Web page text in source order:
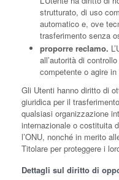
strutturato, di uso
automatico e, ove
trasferimento senza
proporre reclamo.
all’autorità di
competente o agire
Gli Utenti hanno diritto di
giuridica per il
qualsiasi organizzazione
internazionale o costituita
l’ONU, nonché in merito
Titolare per proteggere i
Dettagli sul diritto di